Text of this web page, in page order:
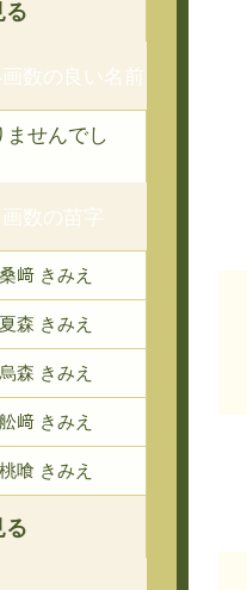
る
画数の良い名前
せんでし
数の苗字
桑﨑 きみえ
夏森 きみえ
烏森 きみえ
舩﨑 きみえ
桃喰 きみえ
る